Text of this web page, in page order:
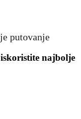
putovanje
najbolje